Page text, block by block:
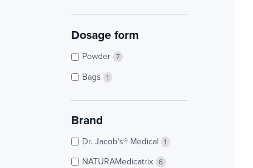
Dosage form
Powder 7
Bags 1
Brand
Dr. Jacob's® Medical 1
NATURAMedicatrix 6